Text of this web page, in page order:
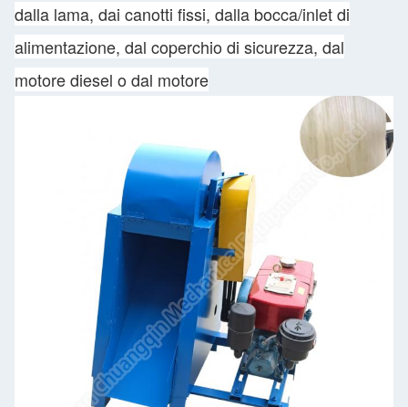
dalla lama, dai canotti fissi, dalla bocca/inlet di
alimentazione, dal coperchio di sicurezza, dal
motore diesel o dal motore